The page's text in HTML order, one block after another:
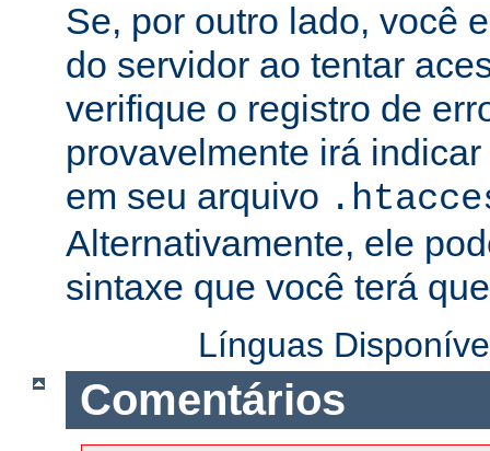
Se, por outro lado, você
do servidor ao tentar
verifique o registro de
provavelmente irá
em seu arquivo
Alternativamente, ele
sintaxe que você terá
Línguas
Comentários